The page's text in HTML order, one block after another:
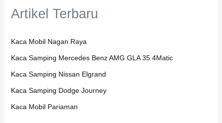
Artikel Terbaru
Kaca Mobil Nagan Raya
Kaca Samping Mercedes Benz AMG GLA 35 4Matic
Kaca Samping Nissan Elgrand
Kaca Samping Dodge Journey
Kaca Mobil Pariaman